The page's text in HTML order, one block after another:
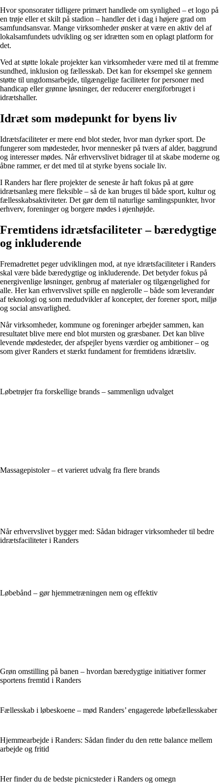
Hvor sponsorater tidligere primært handlede om synlighed – et logo på
en trøje eller et skilt på stadion – handler det i dag i højere grad om
samfundsansvar. Mange virksomheder ønsker at være en aktiv del af
lokalsamfundets udvikling og ser idrætten som en oplagt platform for
det.
Ved at støtte lokale projekter kan virksomheder være med til at fremme
sundhed, inklusion og fællesskab. Det kan for eksempel ske gennem
støtte til ungdomsarbejde, tilgængelige faciliteter for personer med
handicap eller grønne løsninger, der reducerer energiforbruget i
idrætshaller.
Idræt som mødepunkt for byens liv
Idrætsfaciliteter er mere end blot steder, hvor man dyrker sport. De
fungerer som mødesteder, hvor mennesker på tværs af alder, baggrund
og interesser mødes. Når erhvervslivet bidrager til at skabe moderne og
åbne rammer, er det med til at styrke byens sociale liv.
I Randers har flere projekter de seneste år haft fokus på at gøre
idrætsanlæg mere fleksible – så de kan bruges til både sport, kultur og
fællesskabsaktiviteter. Det gør dem til naturlige samlingspunkter, hvor
erhverv, foreninger og borgere mødes i øjenhøjde.
Fremtidens idrætsfaciliteter – bæredygtige
og inkluderende
Fremadrettet peger udviklingen mod, at nye idrætsfaciliteter i Randers
skal være både bæredygtige og inkluderende. Det betyder fokus på
energivenlige løsninger, genbrug af materialer og tilgængelighed for
alle. Her kan erhvervslivet spille en nøglerolle – både som leverandør
af teknologi og som medudvikler af koncepter, der forener sport, miljø
og social ansvarlighed.
Når virksomheder, kommune og foreninger arbejder sammen, kan
resultatet blive mere end blot mursten og græsbaner. Det kan blive
levende mødesteder, der afspejler byens værdier og ambitioner – og
som giver Randers et stærkt fundament for fremtidens idrætsliv.
Løbetrøjer fra forskellige brands – sammenlign udvalget
Massagepistoler – et varieret udvalg fra flere brands
Når erhvervslivet bygger med: Sådan bidrager virksomheder til bedre
idrætsfaciliteter i Randers
Løbebånd – gør hjemmetræningen nem og effektiv
Grøn omstilling på banen – hvordan bæredygtige initiativer former
sportens fremtid i Randers
Fællesskab i løbeskoene – mød Randers’ engagerede løbefællesskaber
Hjemmearbejde i Randers: Sådan finder du den rette balance mellem
arbejde og fritid
Her finder du de bedste picnicsteder i Randers og omegn